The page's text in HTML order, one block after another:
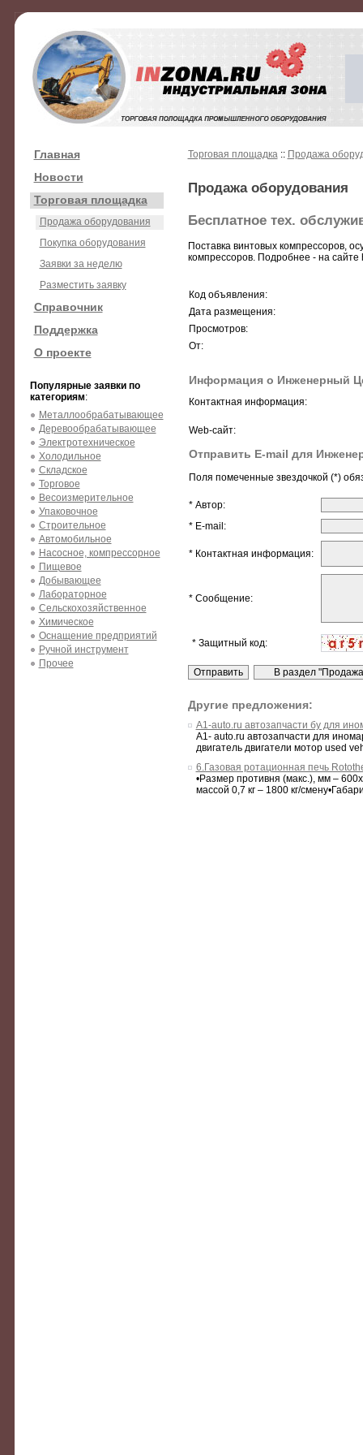
Главная
Новости
Торговая площадка
Продажа оборудования
Покупка оборудования
Заявки за неделю
Разместить заявку
Справочник
Поддержка
О проекте
Популярные заявки по
категориям:
Металлообрабатывающее
Деревообрабатывающее
Электротехническое
Холодильное
Складское
Торговое
Весоизмерительное
Упаковочное
Строительное
Автомобильное
Насосное, компрессорное
Пищевое
Добывающее
Лабораторное
Сельскохозяйственное
Химическое
Оснащение предприятий
Ручной инструмент
Прочее
Торговая площадка:: Продажа
Продажа оборудования
Бесплатное тех.
Поставка винтовых компрессоров,
компрессоров. Подробнее - на
Код объявления:
Дата размещения:
Просмотров:
От:
Информация о Инженерный
Контактная информация:
Web-сайт:
Отправить E-mail для
Поля помеченные звездочкой (*)
* Автор:
* E-mail:
* Контактная информация:
* Сообщение:
* Защитный код:
Другие предложения:
A1-auto.ru автозапчасти бу для
A1- auto.ru автозапчасти для
двигатель двигатели мотор used
6.Газовая ротационная печь
•Размер противня (макс.), мм –
массой 0,7 кг – 1800 кг/